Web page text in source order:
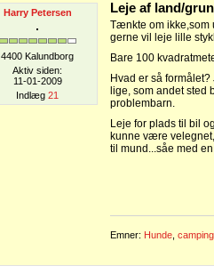
Harry Petersen
4400 Kalundborg
Aktiv siden:
11-01-2009
Indlæg 21
Leje af land/
Tænkte om ikke,som
gerne vil leje lille
Bare 100
Hvad er så
lige, som andet sted
problembarn.
Leje for plads til bil
kunne være
til mund...såe med
Emner: Hunde, camping